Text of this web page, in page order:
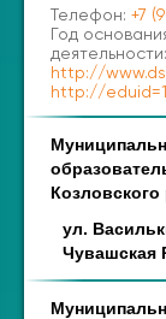
Телефон: +7
Год
деятельности:
http://
http://
ул.
Чувашская